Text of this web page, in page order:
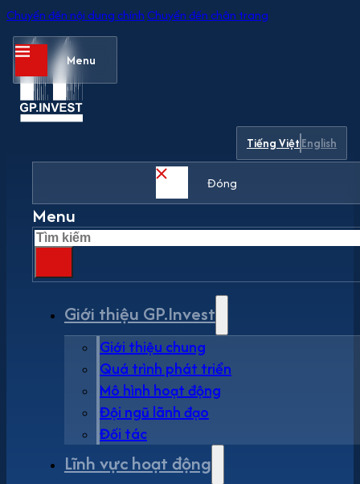
Chuyển đến nội dung chính Chuyển đến chân trang
Menu
Tiếng ViệtEnglish
Đóng
Menu
Tìm
kiếm
Giới thiệu GP.Invest
Giới thiệu chung
Quá trình phát triển
Mô hình hoạt động
Đội ngũ lãnh đạo
Đối tác
Lĩnh vực hoạt động